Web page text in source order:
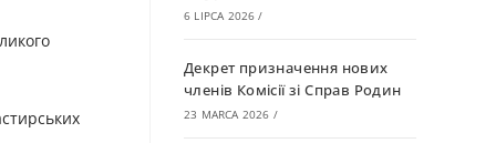
6 LIPCA 2026 /
Декрет призначення нових
членів Комісії зі Справ Родин
23 MARCA 2026 /